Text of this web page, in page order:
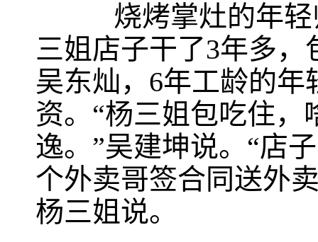
烧烤掌灶的年轻师
三姐店子干了3年多，
吴东灿，6年工龄的年
资。“杨三姐包吃住
逸。”吴建坤说。“店
个外卖哥签合同送外
杨三姐说。